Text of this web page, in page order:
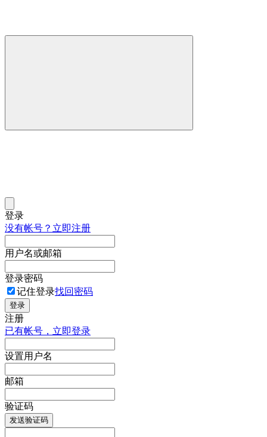
登录
没有帐号？立即注册
用户名或邮箱
登录密码
记住登录找回密码
登录
注册
已有帐号，立即登录
设置用户名
邮箱
验证码
发送验证码